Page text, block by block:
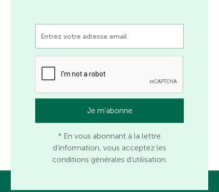
* En vous abonnant à la lettre
d’information, vous acceptez les
conditions générales d’utilisation.